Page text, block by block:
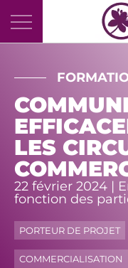
LES
22 février 2024 |
fonction des
PORTEUR DE PROJET
COMMERCIALISATION
Panneau de